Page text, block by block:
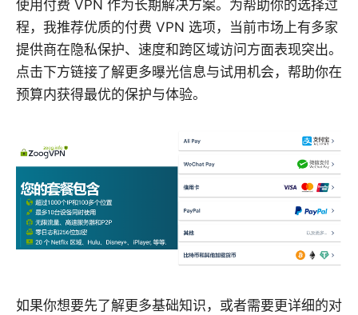
使用付费 VPN 作为长期解决方案。为帮助你的选择过
程，我推荐优质的付费 VPN 选项，当前市场上有多家
提供商在隐私保护、速度和跨区域访问方面表现突出。
点击下方链接了解更多曝光信息与试用机会，帮助你在
预算内获得最优的保护与体验。
如果你想要先了解更多基础知识，或者需要更详细的对